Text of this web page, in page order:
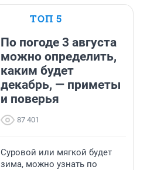
ТОП 5
По погоде 3 августа
можно определить,
каким будет
декабрь, — приметы
и поверья
87 401
Суровой или мягкой будет
зима, можно узнать по